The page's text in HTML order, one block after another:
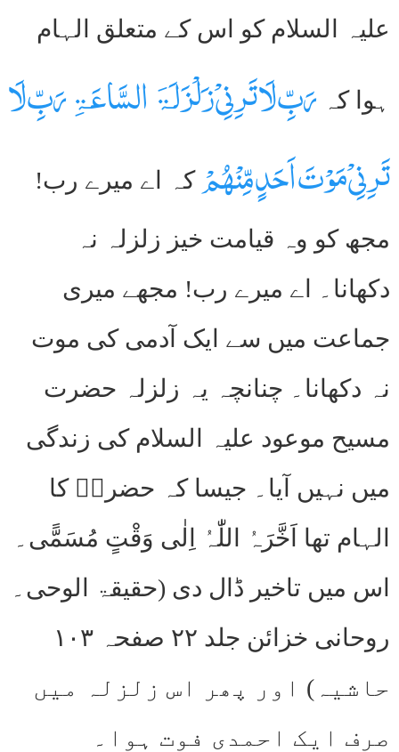
علیہ السلام کو اس کے متعلق الہام
ہوا کہ رَبِّ لَا تَرِنِیْ زَلْزَلَۃَ السَّاعَۃِ رَبِّ لَا
تَرِنِیْ مَوْتَ اَحَدٍ مِّنْھُمْکہ اے میرے رب!
مجھ کو وہ قیامت خیز زلزلہ نہ
دکھانا۔ اے میرے رب! مجھے میری
جماعت میں سے ایک آدمی کی موت
نہ دکھانا۔ چنانچہ یہ زلزلہ حضرت
مسیح موعود علیہ السلام کی زندگی
میں نہیں آیا۔ جیسا کہ حضرتؑ کا
الہام تھا اَخَّرَہُ اللّٰہُ اِلٰی وَقْتٍ مُسَمًّی۔
اس میں تاخیر ڈال دی (حقیقۃ الوحی۔
روحانی خزائن جلد ۲۲ صفحہ ۱۰۳
حاشیہ) اور پھر اس زلزلہ میں
صرف ایک احمدی فوت ہوا۔